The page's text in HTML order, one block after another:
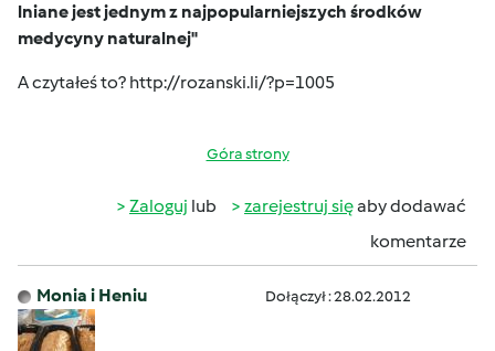
lniane jest jednym z najpopularniejszych środków
medycyny naturalnej"
A czytałeś to? http://rozanski.li/?p=1005
Góra strony
Zaloguj lub zarejestruj sięaby dodawać
komentarze
Monia i Heniu Dołączył : 28.02.2012